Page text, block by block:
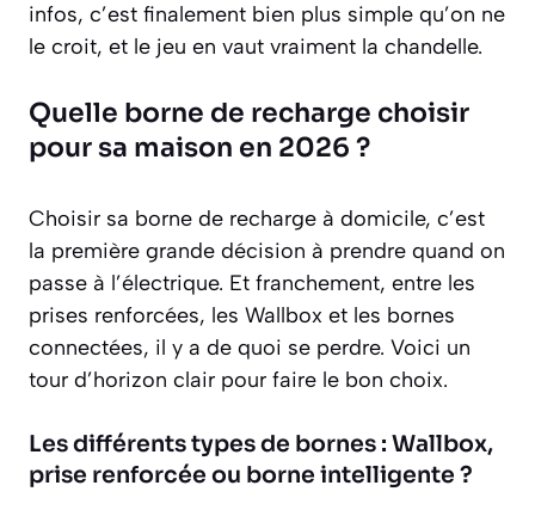
infos, c’est finalement bien plus simple qu’on ne
le croit, et le jeu en vaut vraiment la chandelle.
Quelle borne de recharge choisir
pour sa maison en 2026 ?
Choisir sa borne de recharge à domicile, c’est
la première grande décision à prendre quand on
passe à l’électrique. Et franchement, entre les
prises renforcées, les Wallbox et les bornes
connectées, il y a de quoi se perdre. Voici un
tour d’horizon clair pour faire le bon choix.
Les différents types de bornes : Wallbox,
prise renforcée ou borne intelligente ?